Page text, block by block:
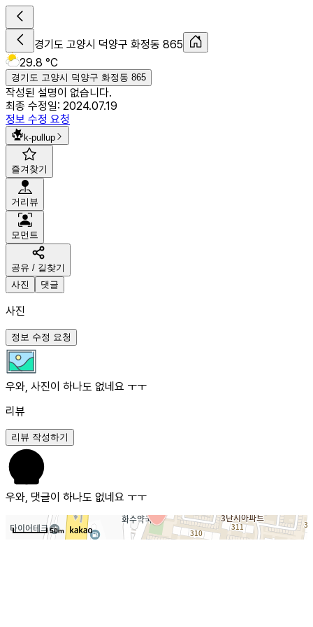
경기도 고양시 덕양구 화정동 865
29.8 °C
경기도 고양시 덕양구 화정동 865
작성된 설명이 없습니다.
최종 수정일: 2024.07.19
정보 수정 요청
k-pullup
즐겨찾기
거리뷰
모먼트
공유 / 길찾기
사진
댓글
사진
정보 수정 요청
우와, 사진이 하나도 없네요 ㅜㅜ
리뷰
리뷰 작성하기
우와, 댓글이 하나도 없네요 ㅜㅜ
50m